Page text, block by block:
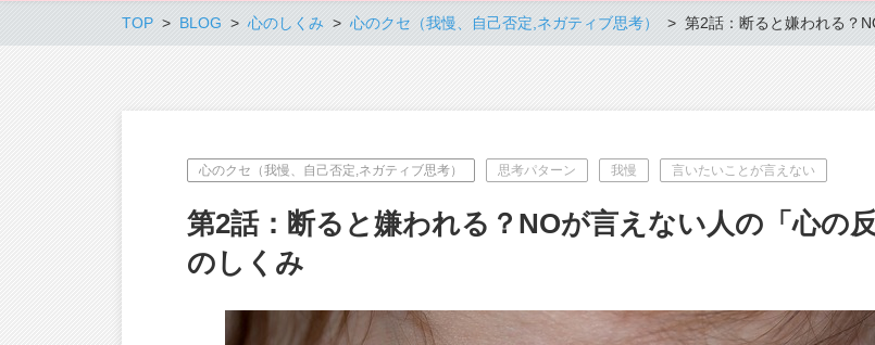
TOP BLOG 心のしくみ 心のクセ（我慢、自己否定,ネガティブ思考） 第2話：断ると嫌われる？
心のクセ（我慢、自己否定,ネガティブ思考） 思考パターン 我慢 言いたいことが言えない
第2話：断ると嫌われる？NOが言えない人の「心の反
のしくみ